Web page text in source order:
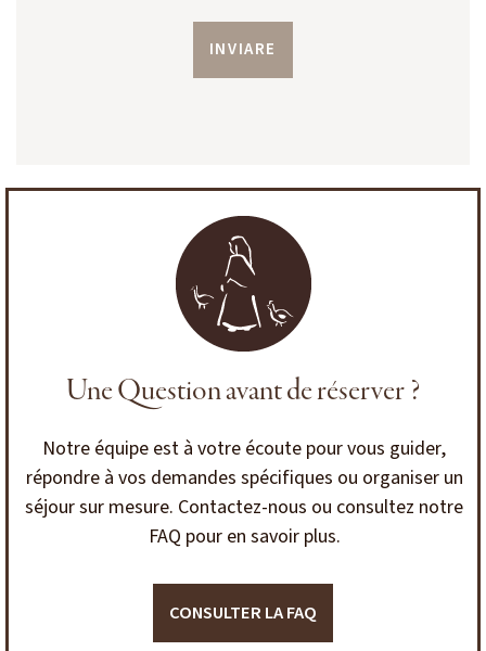
Une Question avant de réserver ?
Notre équipe est à votre écoute pour vous guider,
répondre à vos demandes spécifiques ou organiser un
séjour sur mesure. Contactez-nous ou consultez notre
FAQ pour en savoir plus.
CONSULTER LA FAQ